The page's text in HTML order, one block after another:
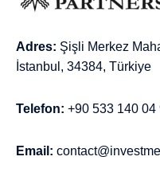
Adres: Şişli Merkez
İstanbul, 34384, Türkiye
Telefon: +90 533 140 04
Email: